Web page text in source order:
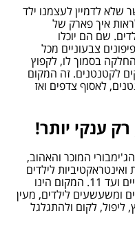
שלא לדמיין לעצמנו ילד
איך פארק של
שם הם יוכלו
צבעוניים מכל
בסמוך לו, לקפוץ
לקטנטנים. זה המקום
לאסוף צדפים ואז
רק ענקי יותר!
המוכר והאהוב,
ואינטראקטיביות לילדים
ולכל המשפחה. הוא מיועד לבני שנתיים ועד 11. המקום הינו
ומשעשעים לילדים, מעין
ליפול, לקום ולהתגלגל